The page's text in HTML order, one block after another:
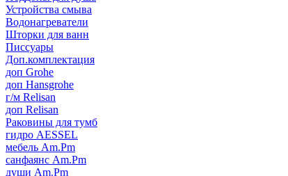
Устройства смыва
Водонагреватели
Шторки для ванн
Писсуары
Доп.комплектация
доп Grohe
доп Hansgrohe
г/м Relisan
доп Relisan
Раковины для тумб
гидро AESSEL
мебель Am.Pm
санфаянс Am.Pm
души Am.Pm